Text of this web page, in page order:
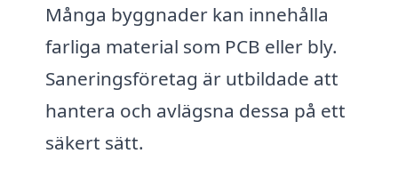
Många byggnader kan innehålla
farliga material som PCB eller bly.
Saneringsföretag är utbildade att
hantera och avlägsna dessa på ett
säkert sätt.